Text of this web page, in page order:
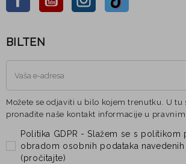
BILTEN
Možete se odjaviti u bilo kojem trenutku. U
pronađite naše kontakt informacije u
Politika GDPR - Slažem se s politikom
obradom osobnih podataka
(pročitajte)